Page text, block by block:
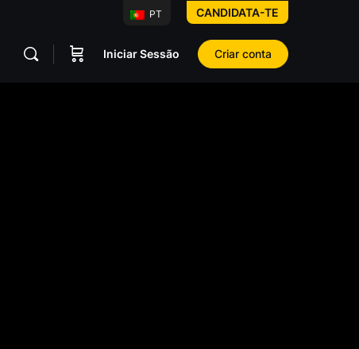
PT CANDIDATA-TE
Iniciar Sessão Criar conta